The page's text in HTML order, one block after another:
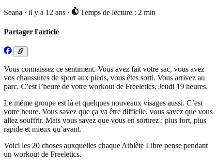
Seana · il y a 12 ans · Temps de lecture : 2 min
Partager l'article
Vous connaissez ce sentiment. Vous avez fait votre sac, vous avez
vos chaussures de sport aux pieds, vous êtes sorti. Vous arrivez au
parc. C’est l’heure de votre workout de Freeletics. Jeudi 19 heures.
Le même groupe est là et quelques nouveaux visages aussi. C’est
votre heure. Vous savez que ça va être difficile, vous savez que vous
allez souffrir. Mais vous savez que vous en sortirez : plus fort, plus
rapide et mieux qu’avant.
Voici les 20 choses auxquelles chaque Athlète Libre pense pendant
un workout de Freeletics.